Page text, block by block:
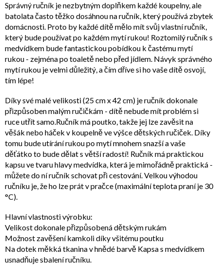
Správný ručník je nezbytným doplňkem každé koupelny, ale
batolata často těžko dosáhnou na ručník, který používá zbytek
domácnosti. Proto by každé dítě mělo mít svůj vlastní ručník,
který bude používat po každém mytí rukou! Roztomilý ručník s
medvídkem bude fantastickou pobídkou k častému mytí
rukou - zejména po toaletě nebo před jídlem. Návyk správného
mytí rukou je velmi důležitý, a čím dříve si ho vaše dítě osvojí,
tím lépe!
Díky své malé velikosti (25 cm x 42 cm) je ručník dokonale
přizpůsoben malým ručičkám - dítě nebude mít problém si
ruce utřít samo.Ručník má poutko, takže jej lze zavěsit na
věšák nebo háček v koupelně ve výšce dětských ručiček. Díky
tomu bude utírání rukou po mytí mnohem snazší a vaše
děťátko to bude dělat s větší radostí! Ručník má praktickou
kapsu ve tvaru hlavy medvídka, která je mimořádně praktická -
můžete do ní ručník schovat při cestování. Velkou výhodou
ručníku je, že ho lze prát v pračce (maximální teplota praní je 30
°C).
Hlavní vlastnosti výrobku:
Velikost dokonale přizpůsobená dětským rukám
Možnost zavěšení kamkoli díky všitému poutku
Na dotek měkká tkanina v hnědé barvě Kapsa s medvídkem
usnadňuje sbalení ručníku.